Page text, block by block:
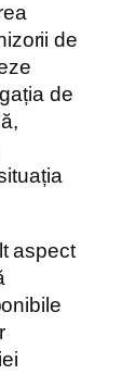
de
de
aspect